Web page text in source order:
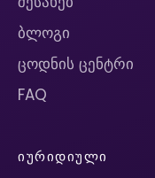
ბლოგი
ცოდნის ცენტრი
FAQ
ᲘᲣᲠᲘᲓᲘᲣᲚᲘ